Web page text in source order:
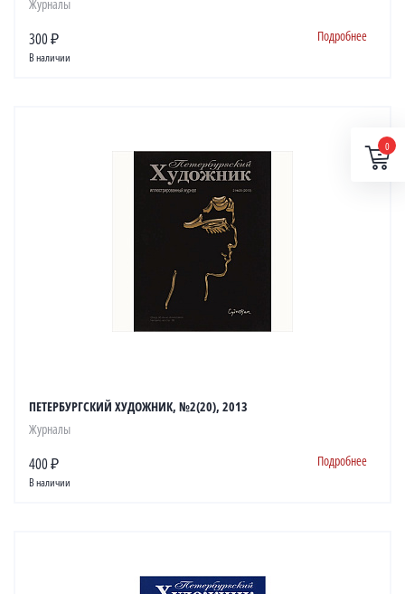
Журналы
300 ₽ Подробнее
В наличии
ПЕТЕРБУРГСКИЙ ХУДОЖНИК, №2(20), 2013
Журналы
400 ₽ Подробнее
В наличии
0